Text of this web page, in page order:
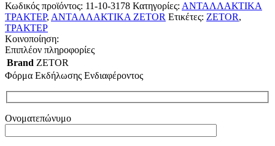
Κωδικός προϊόντος: 11-10-3178 Κατηγορίες: ΑΝΤΑΛΛΑΚΤΙΚΑ
ΤΡΑΚΤΕΡ, ΑΝΤΑΛΛΑΚΤΙΚΑ ZETOR Ετικέτες: ZETOR,
ΤΡΑΚΤΕΡ
Κοινοποίηση:
Επιπλέον πληροφορίες
Brand ZETOR
Φόρμα Εκδήλωσης Ενδιαφέροντος
Ονοματεπώνυμο